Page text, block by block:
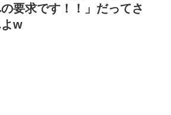
の要求です！！」だってさ
w